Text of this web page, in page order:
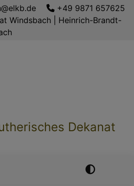
+49 9871 657625
Windsbach | Heinrich-Brandt-
Dekanat